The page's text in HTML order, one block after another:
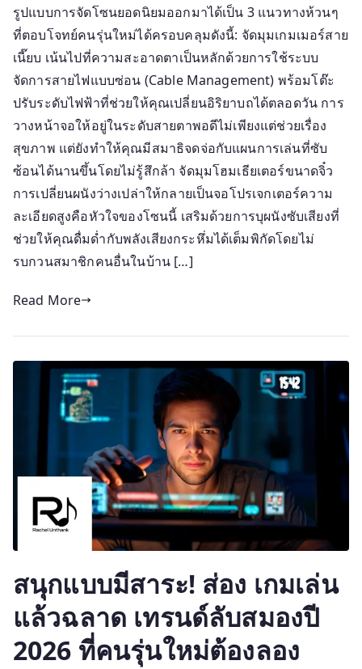
รูปแบบการจัดโซนยอดนิยมออกมาได้เป็น 3 แนวทางห้วนๆ
ที่ตอบโจทย์คนรุ่นใหม่ได้ครอบคลุมดังนี้: จัดมุมเกมเมอร์สาย
เนี๊ยบ เน้นไปที่ความสะอาดตาเป็นหลักด้วยการใช้ระบบ
จัดการสายไฟแบบซ่อน (Cable Management) พร้อมโต๊ะ
ปรับระดับไฟฟ้าที่ช่วยให้คุณเปลี่ยนอิริยาบถได้ตลอดวัน การ
วางหน้าจอให้อยู่ในระดับสายตาพอดีไม่เพียงแต่ช่วยเรื่อง
สุขภาพ แต่ยังทำให้คุณมีสมาธิจดจ่อกับแผนการเล่นที่ซับ
ซ้อนได้นานขึ้นโดยไม่รู้สึกล้า จัดมุมโฮมเธียเตอร์ขนาดจิ๋ว
การเปลี่ยนผนังว่างเปล่าให้กลายเป็นจอโปรเจกเตอร์ความ
ละเอียดสูงคือหัวใจของโซนนี้ เสริมด้วยการบุผนังซับเสียงที่
ช่วยให้คุณดื่มด่ำกับพลังเสียงกระหึ่มได้เต็มพิกัดโดยไม่
รบกวนสมาชิกคนอื่นในบ้าน […]
Read More
สนุกแบบมีสาระ! ส่อง เกมเล่น
แล้วฉลาด เทรนด์ลับสมองปี
2026 ที่คนรุ่นใหม่ต้องลอง